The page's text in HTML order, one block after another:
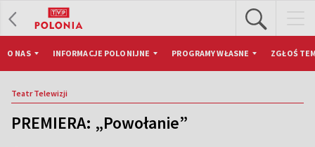
O NAS INFORMACJE POLONIJNE PROGRAMY WŁASNE ZGŁOŚ
Teatr Telewizji
PREMIERA: „Powołanie”